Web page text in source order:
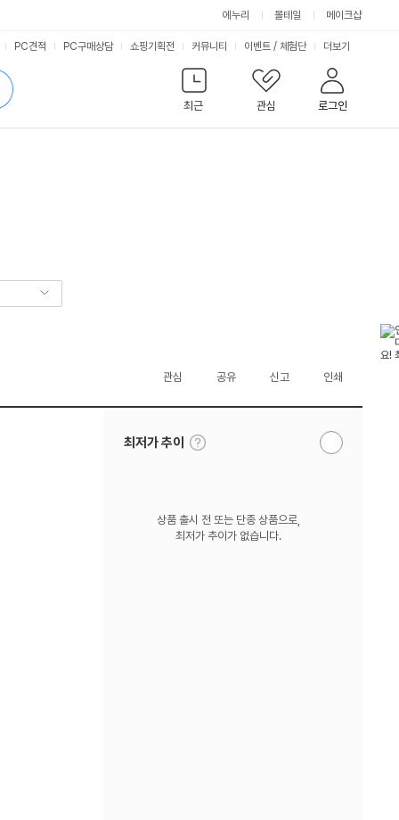
에누리 몰테일 메이크샵
최근
관심 로그인
PC견적 PC구매상담 쇼핑기획전 커뮤니티 이벤트 / 체험단 서
비
스
더보기
관심 공유 신고 인쇄
최저가 추이
툴
팁
알
상품 출시 전 또는 단종 상품으로,
최저가 추이가 없습니다.